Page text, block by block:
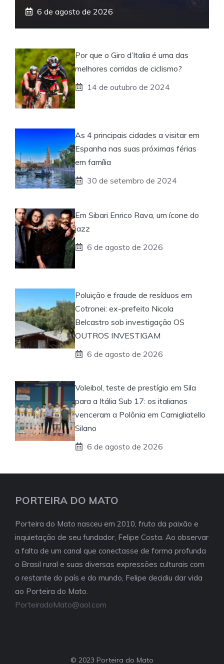
6 de agosto de 2026
Por que o Giro d’Italia é uma das
melhores corridas de ciclismo?
14 de outubro de 2024
As 4 principais cidades a visitar em
Espanha nas suas próximas férias
em família
30 de setembro de 2024
Em Sibari Enrico Rava, um ícone do
jazz
6 de agosto de 2026
Poluição e fraude de resíduos em
Cotronei: ex-prefeito Nicola
Belcastro sob investigação OS
OUTROS INVESTIGAM
6 de agosto de 2026
Voleibol, teste de prestígio em Sila
para a Itália Sub 17: os italianos
venceram a Polônia em Camigliatello
Silano
6 de agosto de 2026
PORTEIRA DO MATO
Porteira do Mato nasceu em 2010, fruto da paixão e
inquietação de seu fundador, Felipe Costa. Ao observar
a falta de um canal que conectasse de forma profunda
o Brasil rural e suas diversas expressões culturais com
o restante do país e do mundo, Felipe decidiu dar vida
ao Porteira do Mato.
PorteiradoMato@aol.com
© 2023 Porteira do Mato